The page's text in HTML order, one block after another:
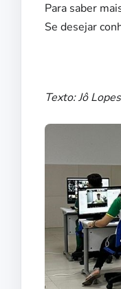
Para saber
Se desejar
Texto: Jô